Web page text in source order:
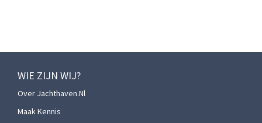
WIE ZIJN WIJ?
Over Jachthaven.nl
Maak Kennis